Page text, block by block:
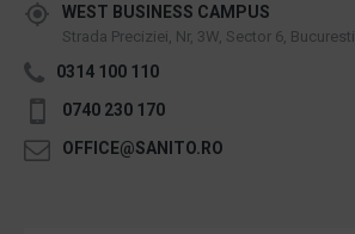
WEST BUSINESS CAMPUS
Strada Preciziei, Nr, 3W, Sector 6, Bucuresti
0314 100 110
0740 230 170
OFFICE@SANITO.RO